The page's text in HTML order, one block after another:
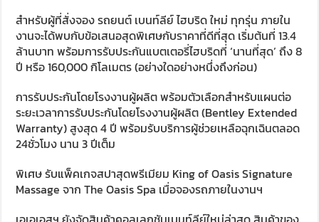
สำหรับผู้ที่สั่งจอง รถยนต์ เบนท์ลีย์ ไฮบริด ใหม่ ทุกรุ่น ภายใน
งานจะได้พบกับข้อเสนอสุดพิเศษกับราคาที่ดีที่สุด เริ่มต้นที่ 13.4
ล้านบาท พร้อมการรับประกันแบตเตอรี่ไฮบริดที่ ‘นานที่สุด’ ถึง 8
ปี หรือ 160,000 กิโลเมตร (อย่างใดอย่างหนึ่งถึงก่อน)
การรับประกันโดยโรงงานผู้ผลิต พร้อมตัวเลือกสำหรับแผนต่อ
ระยะเวลาการรับประกันโดยโรงงานผู้ผลิต (Bentley Extended
Warranty) สูงสุด 4 ปี พร้อมรับบริการผู้ช่วยเหลือฉุกเฉินตลอด
24ชั่วโมง นาน 3 ปีเต็ม
พิเศษ รับแพ็คเกจสปาสุดพรีเมียม King of Oasis Signature
Massage จาก The Oasis Spa เมื่อจองรถภายในงานฯ